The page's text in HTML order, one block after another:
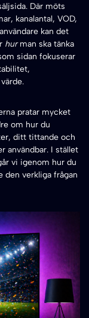
Där möts
kanalantal, VOD,
kan det
hurman ska tänka
sidan fokuserar
pratar mycket
om hur du
ditt tittande och
användbar. I stället
vi igenom hur du
verkliga frågan